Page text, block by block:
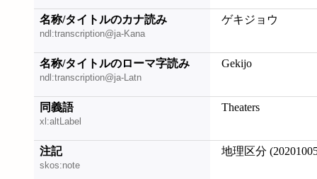
名称/タイトルのカナ読み
ndl:transcription@ja-Kana
ゲキジョウ
名称/タイトルのローマ字読み
ndl:transcription@ja-Latn
Gekijo
同義語
xl:altLabel
Theaters
注記
skos:note
地理区分